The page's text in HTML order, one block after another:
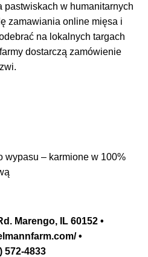
pastwiskach w humanitarnych
zamawiania online mięsa i
na lokalnych targach
dostarczą zamówienie
wypasu – karmione w 100%
Marengo, IL 60152 •
•
572-4833